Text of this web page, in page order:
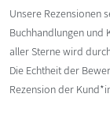
Unsere Rezensionen
Buchhandlungen und
aller Sterne wird
Die Echtheit der
Rezension der